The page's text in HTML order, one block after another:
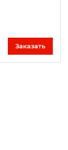
Заказать